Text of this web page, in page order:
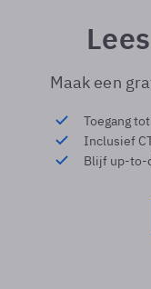
Maak een
Toegang
Inclusief
Blijf up-to-